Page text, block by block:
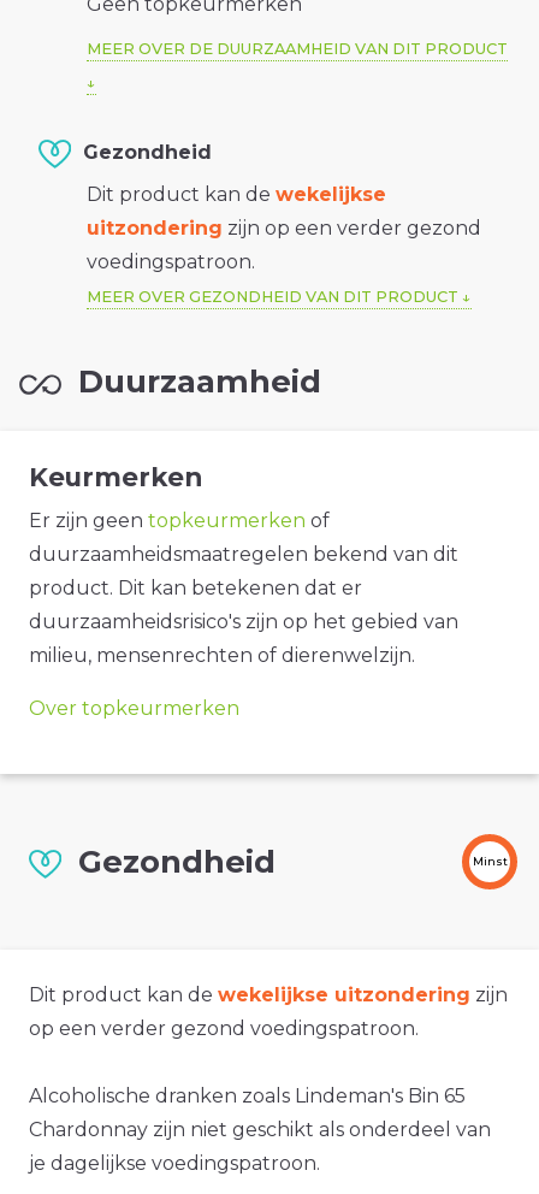
Geen topkeurmerken
MEER OVER DE DUURZAAMHEID VAN DIT PRODUCT
Gezondheid
Dit product kan de wekelijkse
uitzondering zijn op een verder gezond
voedingspatroon.
MEER OVER GEZONDHEID VAN DIT PRODUCT
Duurzaamheid
Keurmerken
Er zijn geen topkeurmerken of
duurzaamheidsmaatregelen bekend van dit
product. Dit kan betekenen dat er
duurzaamheidsrisico's zijn op het gebied van
milieu, mensenrechten of dierenwelzijn.
Over topkeurmerken
Gezondheid Minst
Dit product kan de wekelijkse uitzondering zijn
op een verder gezond voedingspatroon.
Alcoholische dranken zoals Lindeman's Bin 65
Chardonnay zijn niet geschikt als onderdeel van
je dagelijkse voedingspatroon.